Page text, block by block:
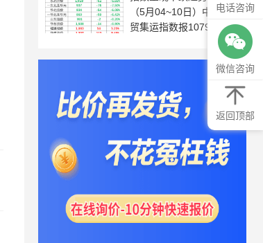
（5月04~10日）中国内
贸集运指数报1079点
电话咨询
微信咨询
返回顶部